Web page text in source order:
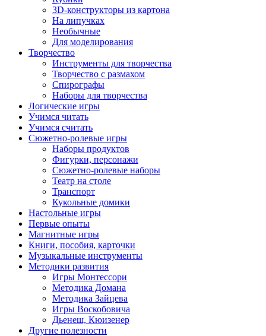
3D-конструкторы из картона
На липучках
Необычные
Для моделирования
Творчество
Инструменты для творчества
Творчество с размахом
Спирографы
Наборы для творчества
Логические игры
Учимся читать
Учимся считать
Сюжетно-ролевые игры
Наборы продуктов
Фигурки, персонажи
Сюжетно-ролевые наборы
Театр на столе
Транспорт
Кукольные домики
Настольные игры
Первые опыты
Магнитные игры
Книги, пособия, карточки
Музыкальные инструменты
Методики развития
Игры Монтессори
Методика Домана
Методика Зайцева
Игры Воскобовича
Дьенеш, Кюизенер
Другие полезности